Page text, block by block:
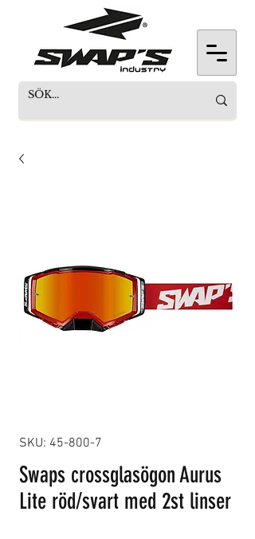
SKU: 45-800-7
Swaps crossglasögon Aurus
Lite röd/svart med 2st linser